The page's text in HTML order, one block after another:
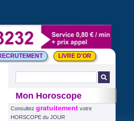
LIVRE D'OR
Mon Horoscope
Consultez gratuitement votre
HORSCOPE du JOUR